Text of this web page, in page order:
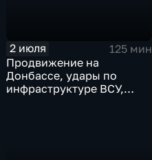
2 июля
125 мин
Продвижение на
Донбассе, удары по
инфраструктуре ВСУ,